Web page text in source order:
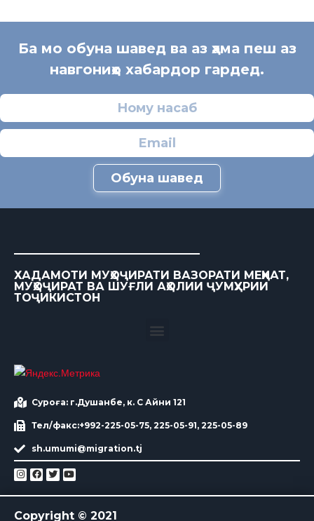
Ба мо обуна шавед ва аз ҳама пеш аз
навгониҳо хабардор гардед.
Обуна шавед
ХАДАМОТИ МУҲОҶИРАТИ ВАЗОРАТИ МЕҲНАТ,
МУҲОҶИРАТ ВА ШУҒЛИ АҲОЛИИ ҶУМҲУРИИ
ТОҶИКИСТОН
Суроға: г.Душанбе, к. С Айни 121
Тел/факс:+992-225-05-75, 225-05-91, 225-05-89
sh.umumi@migration.tj
Copyright © 2021